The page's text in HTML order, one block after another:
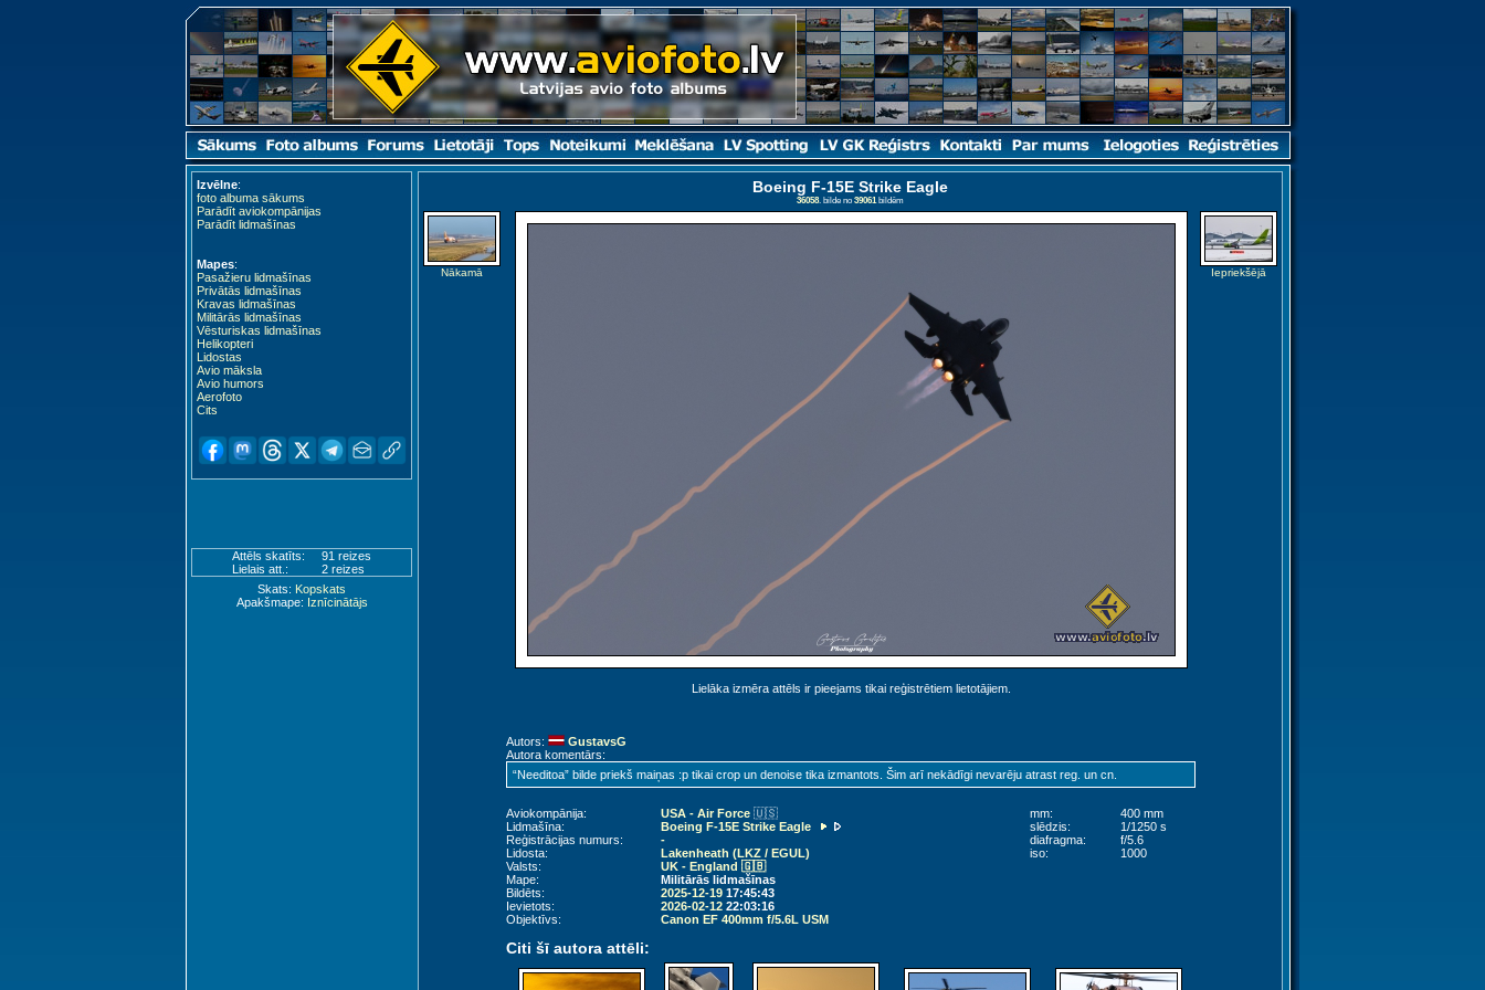
Izvēlne:
foto albuma sākums
Parādīt aviokompānijas
Parādīt lidmašīnas
Mapes:
Pasažieru lidmašīnas
Privātās lidmašīnas
Kravas lidmašīnas
Militārās lidmašīnas
Vēsturiskas lidmašīnas
Helikopteri
Lidostas
Avio māksla
Avio humors
Aerofoto
Cits
Attēls skatīts:
91 reizes
Lielais att.:
2 reizes
Skats: Kopskats
Apakšmape: Iznīcinātājs
Boeing F-15E Strike Eagle
36058. bilde no 39061bildēm
Nākamā
Lielāka izmēra attēls ir pieejams tikai reģistrētiem lietotājiem.
Iepriekšējā
Autors:
GustavsG
Autora komentārs:
“Needitoa” bilde priekš maiņas :p tikai crop un denoise tika izmantots. Šim arī nekādīgi nevarēju atrast reg. un cn.
Aviokompānija: USA - Air Force 🇺🇸
Lidmašīna:
Boeing F-15E Strike Eagle
Reģistrācijas numurs:
-
Lidosta:
Lakenheath (LKZ / EGUL)
Valsts:
UK - England 🇬🇧
Mape:
Militārās lidmašīnas
Bildēts:
2025-12-1917:45:43
Ievietots:
2026-02-1222:03:16
Objektīvs:
Canon EF 400mm f/5.6L USM
mm:
400 mm
slēdzis:
1/1250 s
diafragma:
f/5.6
iso:
1000
Citi šī autora attēli: